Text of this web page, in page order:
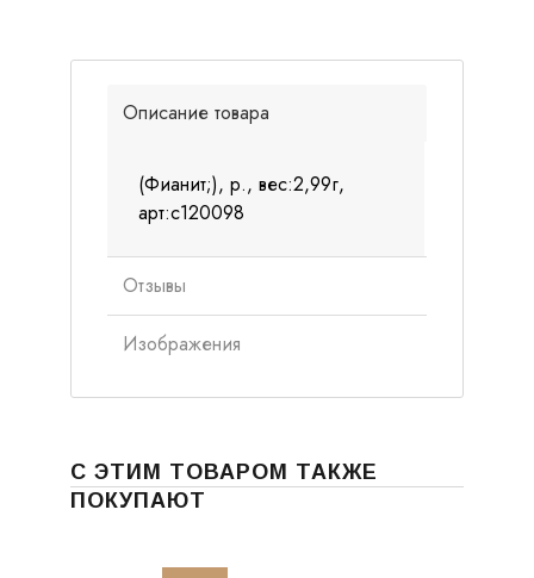
Описание товара
(Фианит;), р., вес:2,99г,
арт:с120098
Отзывы
Изображения
С ЭТИМ ТОВАРОМ ТАКЖЕ
ПОКУПАЮТ